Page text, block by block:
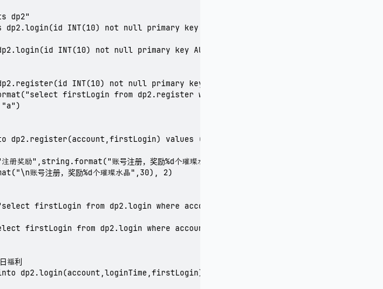
dp2"
INT(10) not null primary key AUTO_INCREMENT,account INT(10)
INT(10) not null primary key AUTO_INCREMENT,account INT(10)
INT(10) not null primary key AUTO_INCREMENT,account INT(10)
firstLogin from dp2.register where account = %d ", user:GetAccId()))
dp2.register(account,firstLogin) values (%d,0)", user:GetAccId(), 0))
励",string.format("账号注册，奖励%d个璀璨水晶",30), 400001000, 30)
账号注册，奖励%d个璀璨水晶",30), 2)
firstLogin from dp2.login where account = %d and loginTime >= %d",
firstLogin from dp2.login where account = %d and characname = '%s' and
福利
dp2.login(account,loginTime,firstLogin) values (%d,%d,0)", user:GetAccId(),